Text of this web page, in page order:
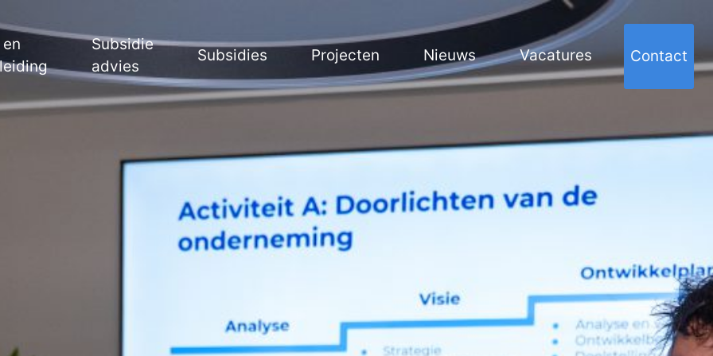
Subsidie
advies
Subsidies Projecten Nieuws Vacatures Contact